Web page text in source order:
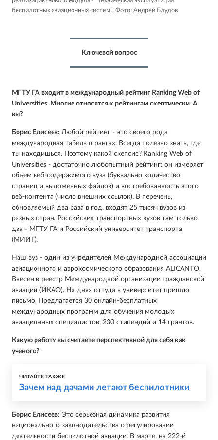
беспилотных авиационных систем". Фото: Андрей Блудов
Ключевой вопрос
МГТУ ГА входит в международный рейтинг Ranking Web of
Universities. Многие относятся к рейтингам скептически. А
вы?
Борис Елисеев: Любой рейтинг - это своего рода
международная табель о рангах. Всегда полезно знать, где
ты находишься. Поэтому какой скепсис? Ranking Web of
Universities - достаточно любопытный рейтинг: он измеряет
объем веб-содержимого вуза (буквально количество
страниц и выложенных файлов) и востребованность этого
веб-контента (число внешних ссылок). В перечень,
обновляемый два раза в год, входят 25 тысяч вузов из
разных стран. Российских транспортных вузов там только
два - МГТУ ГА и Российский университет транспорта
(МИИТ).
Наш вуз - один из учредителей Международной ассоциации
авиационного и аэрокосмического образования ALICANTO.
Внесен в реестр Международной организации гражданской
авиации (ИКАО). На днях оттуда в университет пришло
письмо. Предлагается 30 онлайн-бесплатных
международных программ для обучения молодых
авиационных специалистов, 230 стипендий и 14 грантов.
Какую работу вы считаете перспективной для себя как
ученого?
ЧИТАЙТЕ ТАКЖЕ
Зачем над дачами летают беспилотники
Борис Елисеев: Это серьезная динамика развития
национального законодательства о регулировании
деятельности беспилотной авиации. В марте, на 222-й